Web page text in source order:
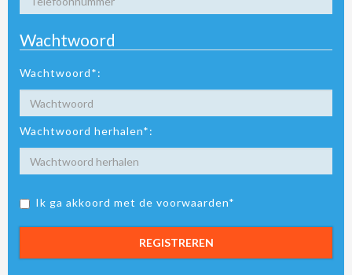
Wachtwoord
Wachtwoord*:
Wachtwoord herhalen*:
Ik ga akkoord met de voorwaarden*
REGISTREREN